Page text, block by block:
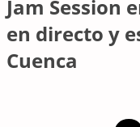
Jam Session
en directo y
Cuenca